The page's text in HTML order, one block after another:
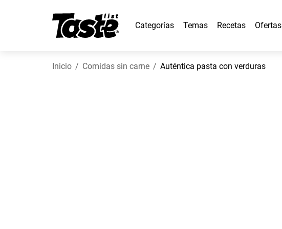
Categorías Temas Recetas Ofertas
Inicio Comidas sin carne Auténtica pasta con verduras